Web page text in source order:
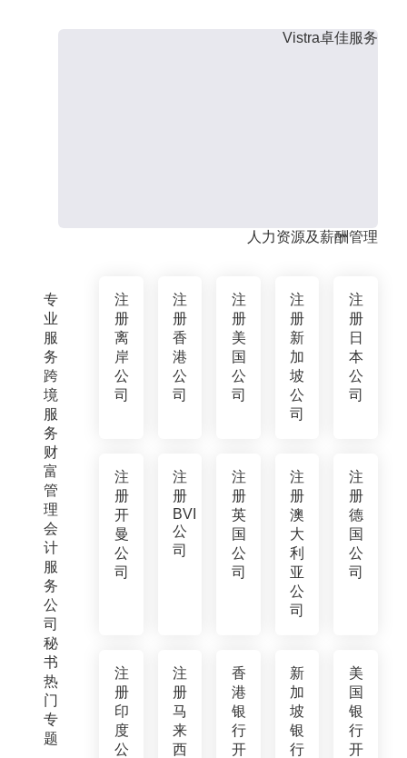
专
业
服
务
跨
境
服
务
财
富
管
理
会
计
服
务
公
司
秘
书
热
门
专
题
Vistra卓佳服务
人力资源及薪酬管理
注
册
离
岸
公
司
注
册
香
港
公
司
注
册
美
国
公
司
注
册
新
加
坡
公
司
注
册
日
本
公
司
注
册
开
曼
公
司
注
册
BVI
公
司
注
册
英
国
公
司
注
册
澳
大
利
亚
公
司
注
册
德
国
公
司
注
册
印
度
公
注
册
马
来
西
香
港
银
行
开
新
加
坡
银
行
美
国
银
行
开